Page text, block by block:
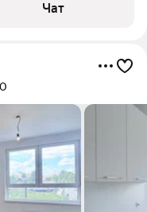
в экологически
Чат